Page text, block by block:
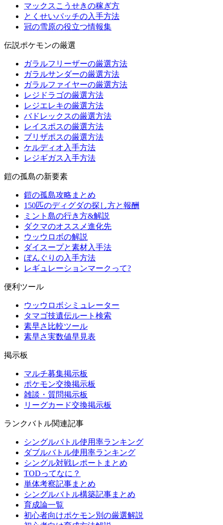
マックスこうせきの稼ぎ方
とくせいパッチの入手方法
冠の雪原の役立つ情報集
伝説ポケモンの厳選
ガラルフリーザーの厳選方法
ガラルサンダーの厳選方法
ガラルファイヤーの厳選方法
レジドラゴの厳選方法
レジエレキの厳選方法
バドレックスの厳選方法
レイスポスの厳選方法
ブリザポスの厳選方法
ケルディオ入手方法
レジギガス入手方法
鎧の孤島の新要素
鎧の孤島攻略まとめ
150匹のディグダの探し方と報酬
ミント島の行き方&解説
ダクマのオススメ進化先
ウッウロボの解説
ダイスープと素材入手法
ぼんぐりの入手方法
レギュレーションマークって?
便利ツール
ウッウロボシミュレーター
タマゴ技遺伝ルート検索
素早さ比較ツール
素早さ実数値早見表
掲示板
マルチ募集掲示板
ポケモン交換掲示板
雑談・質問掲示板
リーグカード交換掲示板
ランクバトル関連記事
シングルバトル使用率ランキング
ダブルバトル使用率ランキング
シングル対戦レポートまとめ
TODってなに？
単体考察記事まとめ
シングルバトル構築記事まとめ
育成論一覧
初心者向けポケモン別の厳選解説